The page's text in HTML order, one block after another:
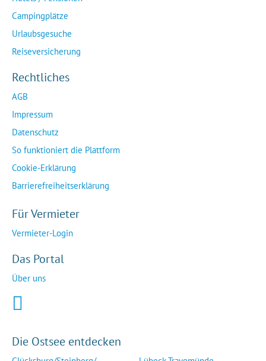
Campingplätze
Urlaubsgesuche
Reiseversicherung
Rechtliches
AGB
Impressum
Datenschutz
So funktioniert die Plattform
Cookie-Erklärung
Barrierefreiheitserklärung
Für Vermieter
Vermieter-Login
Das Portal
Über uns
Die Ostsee entdecken